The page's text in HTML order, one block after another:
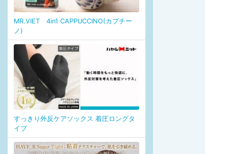
MR.VIET 4in1 CAPPUCCINO(カプチー
ノ)
すっきり外反ケアソックス 着圧ロングタ
イプ